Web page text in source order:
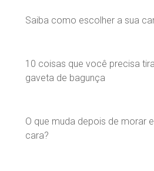
Saiba como escolher a sua
10 coisas que você precisa
gaveta de bagunça
O que muda depois de morar
cara?